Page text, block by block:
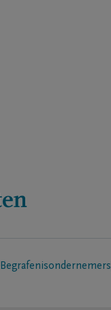
Begrafenisondernemers